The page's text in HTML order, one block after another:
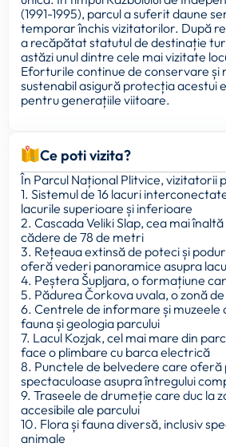
(1991-1995), parcul a suferit daune
temporar închis vizitatorilor. După
a recăpătat statutul de destinație
astăzi unul dintre cele mai vizitate
Eforturile continue de conservare și
sustenabil asigură protecția acestui
pentru generațiile viitoare.
Ce poti vizita?
În Parcul Național Plitvice, vizitatorii
1. Sistemul de 16 lacuri
lacurile superioare și inferioare
2. Cascada Veliki Slap, cea mai
cădere de 78 de metri
3. Rețeaua extinsă de poteci și
oferă vederi panoramice asupra
4. Peștera Šupljara, o formațiune
5. Pădurea Čorkova uvala, o zonă
6. Centrele de informare și muzeele
fauna și geologia parcului
7. Lacul Kozjak, cel mai mare din
face o plimbare cu barca electrică
8. Punctele de belvedere care oferă
spectaculoase asupra întregului
9. Traseele de drumeție care duc la
accesibile ale parcului
10. Flora și fauna diversă, inclusiv
animale